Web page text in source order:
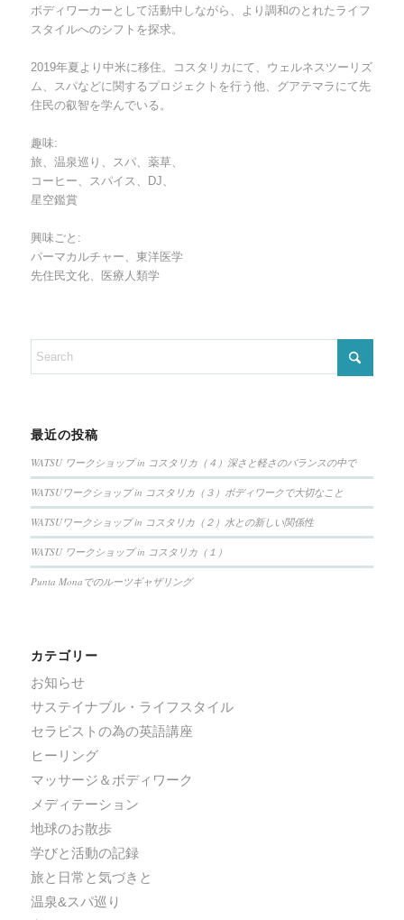
ボディワーカーとして活動中しながら、より調和のとれたライフ
スタイルへのシフトを探求。
2019年夏より中米に移住。コスタリカにて、ウェルネスツーリズ
ム、スパなどに関するプロジェクトを行う他、グアテマラにて先
住民の叡智を学んでいる。
趣味:
旅、温泉巡り、スパ、薬草、
コーヒー、スパイス、DJ、
星空鑑賞
興味ごと:
パーマカルチャー、東洋医学
先住民文化、医療人類学
最近の投稿
WATSU ワークショップ in コスタリカ（４）深さと軽さのバランスの中で
WATSUワークショップ in コスタリカ（３）ボディワークで大切なこと
WATSUワークショップ in コスタリカ（２）水との新しい関係性
WATSU ワークショップ in コスタリカ（１）
Punta Monaでのルーツギャザリング
カテゴリー
お知らせ
サステイナブル・ライフスタイル
セラピストの為の英語講座
ヒーリング
マッサージ＆ボディワーク
メディテーション
地球のお散歩
学びと活動の記録
旅と日常と気づきと
温泉&スパ巡り